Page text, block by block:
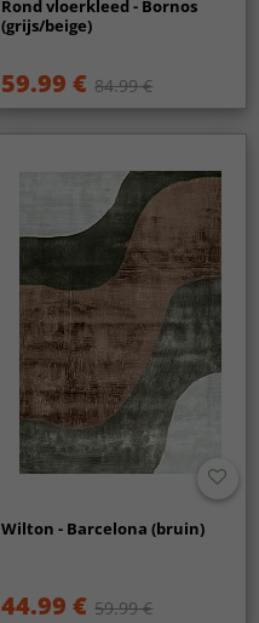
Rond vloerkleed - Bornos
(grijs/beige)
59.99 € 84.99 €
Wilton - Barcelona (bruin)
44.99 € 59.99 €